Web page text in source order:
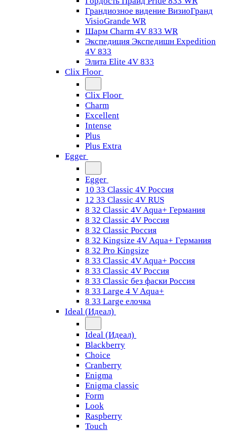
Грандиозное видение ВизиоГранд
VisioGrande WR
Шарм Charm 4V 833 WR
Экспедиция Экспедишн Expedition
4V 833
Элита Elite 4V 833
Clix Floor
Clix Floor
Charm
Excellent
Intense
Plus
Plus Extra
Egger
Egger
10 33 Classic 4V Россия
12 33 Classic 4V RUS
8 32 Classic 4V Aqua+ Германия
8 32 Classic 4V Россия
8 32 Classic Россия
8 32 Kingsize 4V Aqua+ Германия
8 32 Pro Kingsize
8 33 Classic 4V Aqua+ Россия
8 33 Classic 4V Россия
8 33 Classic без фаски Россия
8 33 Large 4 V Aqua+
8 33 Large елочка
Ideal (Идеал)
Ideal (Идеал)
Blackberry
Choice
Cranberry
Enigma
Enigma classic
Form
Look
Raspberry
Touch